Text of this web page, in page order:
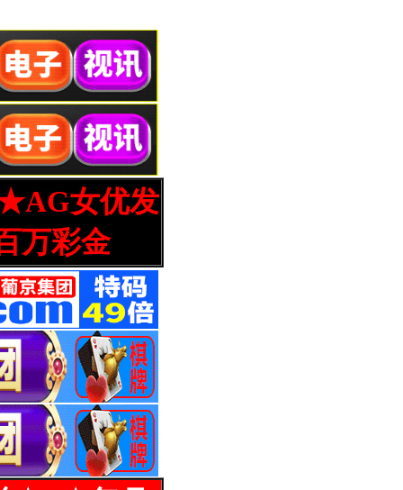
女优发
万彩金